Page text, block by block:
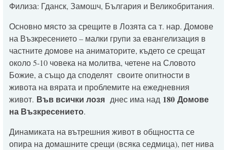
Филиза: Гданск, Замошч, България и Великобритания.
Основно място за срещите в Лозята са т. нар. Домове
на Възкресението – малки групи за евангелизация в
частните домове на аниматорите, където се срещат
около 5-10 човека на молитва, четене на Словото
Божие, а също да споделят своите опитности в
живота на вярата и проблемите на ежедневния
живот. Във всички лозя днес има над 180 Домове
на Възкресението.
Динамиката на вътрешния живот в общността се
опира на домашните срещи (всяка седмица), пет нива